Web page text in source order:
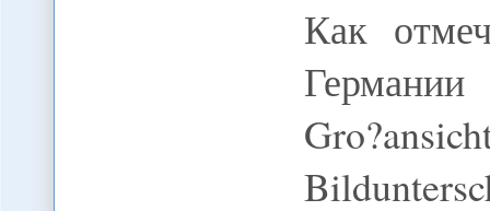
Как